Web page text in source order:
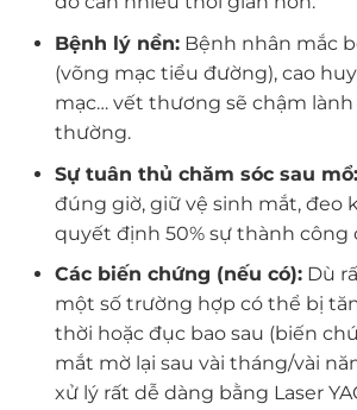
Bệnh lý nền:Bệnh nhân mắc
(võng mạc tiểu đường), cao
mạc… vết thương sẽ chậm
thường.
Sự tuân thủ chăm sóc sau mổ:
đúng giờ, giữ vệ sinh mắt, đeo
quyết định 50% sự thành công
Các biến chứng (nếu có):Dù
một số trường hợp có thể bị
thời hoặc đục bao sau (biến
mắt mờ lại sau vài tháng/vài
xử lý rất dễ dàng bằng Laser